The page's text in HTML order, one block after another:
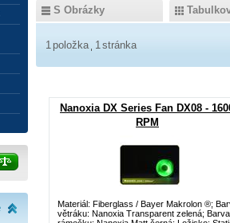
S Obrázky
1 položka 1stránka
Nanoxia DX Series Fan DX08 -
RPM
Materiál: Fiberglass / Bayer Makrolon ®;
větráku: Nanoxia Transparent zelená; Barva